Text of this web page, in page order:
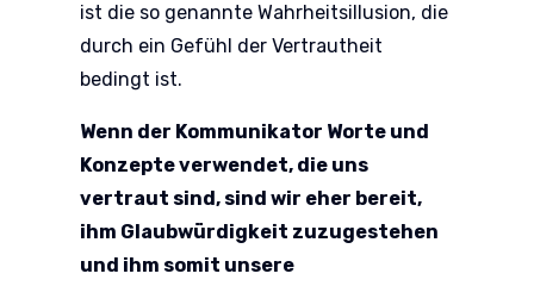
ist die so genannte Wahrheitsillusion, die
durch ein Gefühl der Vertrautheit
bedingt ist.
Wenn der Kommunikator Worte und
Konzepte verwendet, die uns
vertraut sind, sind wir eher bereit,
ihm Glaubwürdigkeit zuzugestehen
und ihm somit unsere